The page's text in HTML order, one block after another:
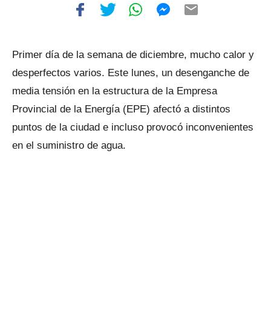
Primer día de la semana de diciembre, mucho calor y
desperfectos varios. Este lunes, un desenganche de
media tensión en la estructura de la Empresa
Provincial de la Energía (EPE) afectó a distintos
puntos de la ciudad e incluso provocó inconvenientes
en el suministro de agua.